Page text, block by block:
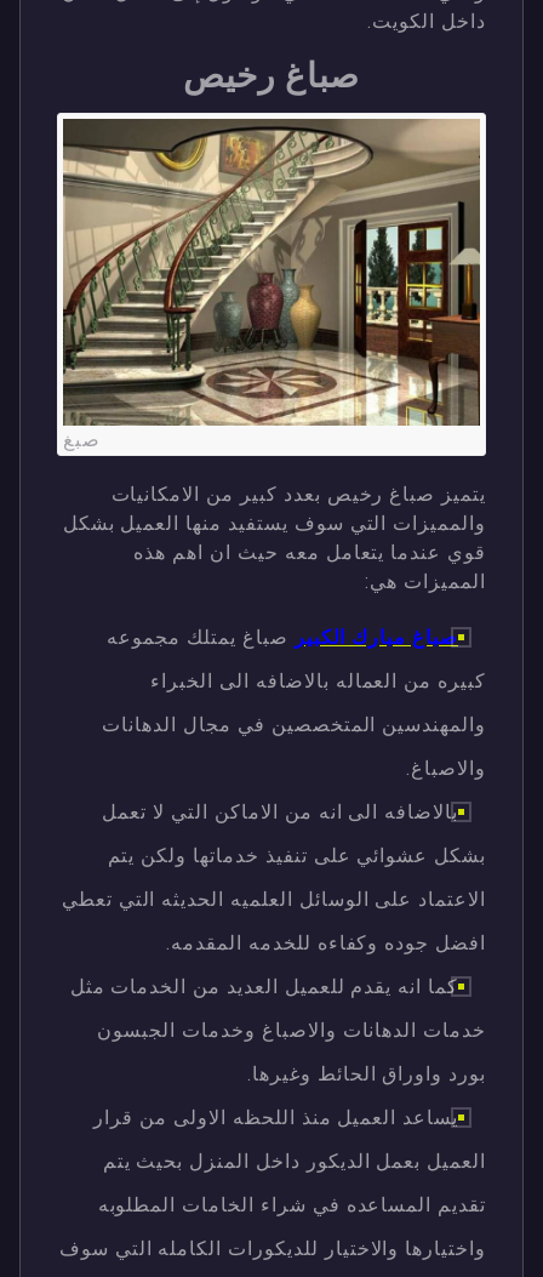
داخل الكويت.
صباغ رخيص
صبغ
يتميز صباغ رخيص بعدد كبير من الامكانيات
والمميزات التي سوف يستفيد منها العميل بشكل
قوي عندما يتعامل معه حيث ان اهم هذه
المميزات هي:
صباغ مبارك الكبير صباغ يمتلك مجموعه
كبيره من العماله بالاضافه الى الخبراء
والمهندسين المتخصصين في مجال الدهانات
والاصباغ.
بالاضافه الى انه من الاماكن التي لا تعمل
بشكل عشوائي على تنفيذ خدماتها ولكن يتم
الاعتماد على الوسائل العلميه الحديثه التي تعطي
افضل جوده وكفاءه للخدمه المقدمه.
كما انه يقدم للعميل العديد من الخدمات مثل
خدمات الدهانات والاصباغ وخدمات الجبسون
بورد واوراق الحائط وغيرها.
يساعد العميل منذ اللحظه الاولى من قرار
العميل بعمل الديكور داخل المنزل بحيث يتم
تقديم المساعده في شراء الخامات المطلوبه
واختيارها والاختيار للديكورات الكامله التي سوف